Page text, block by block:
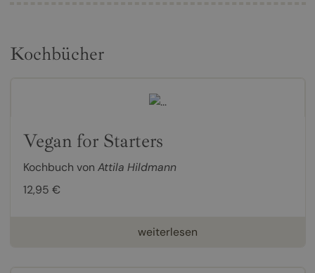
Kochbücher
Vegan for Starters
Kochbuch von Attila Hildmann
12,95 €
weiterlesen